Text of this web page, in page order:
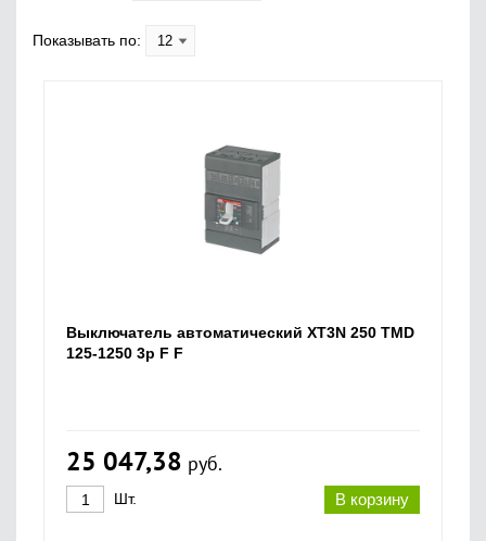
Показывать по:
Выключатель автоматический XT3N 250 TMD
125-1250 3p F F
25 047,38 руб.
В корзину
Шт.